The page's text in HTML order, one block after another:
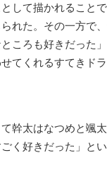
して描かれること
れた。その一方で
ころも好きだった
てくれるすてきドラ
幹太はなつめと颯太
く好きだった」と